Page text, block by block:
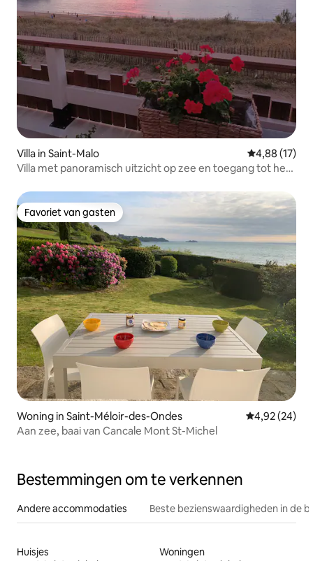
Villa in Saint-Malo Gemiddelde
4,88 (17)
Villa met panoramisch uitzicht op zee en toegang tot het
Favoriet van gasten
Favoriet van gasten
Woning in Saint-Méloir-des-Ondes Gemiddelde
4,92 (24)
Aan zee, baai van Cancale Mont St-Michel
Bestemmingen om te verkennen
Andere accommodaties Beste bezienswaardigheden in de
Huisjes
Woningen